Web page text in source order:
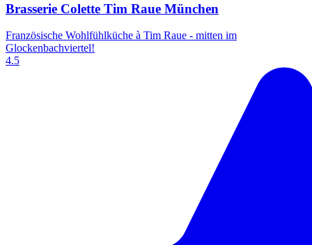
Brasserie Colette Tim Raue München
Französische Wohlfühlküche à Tim Raue - mitten im
Glockenbachviertel!
4.5